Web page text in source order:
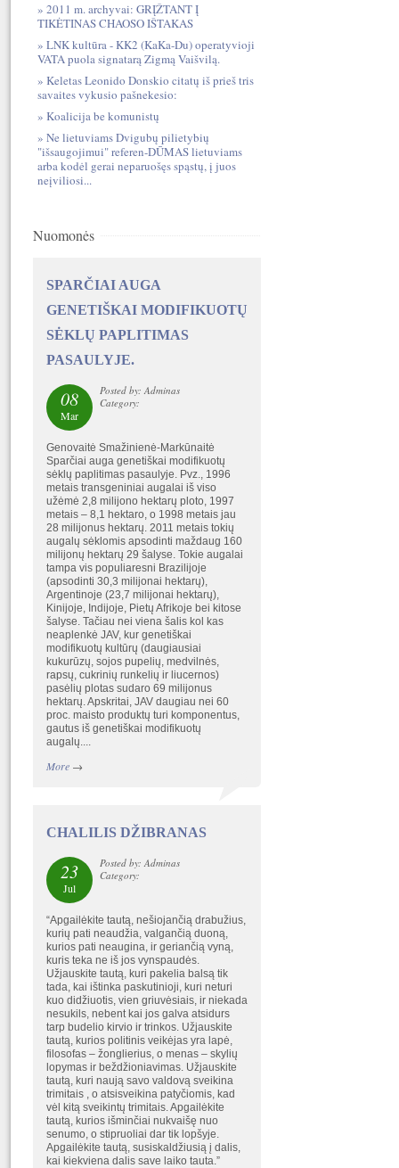
2011 m. archyvai: GRĮŽTANT Į
TIKĖTINAS CHAOSO IŠTAKAS
LNK kultūra - KK2 (KaKa-Du) operatyvioji
VATA puola signatarą Zigmą Vaišvilą.
Keletas Leonido Donskio citatų iš prieš tris
savaites vykusio pašnekesio:
Koalicija be komunistų
Ne lietuviams Dvigubų pilietybių
"išsaugojimui" referen-DŪMAS lietuviams
arba kodėl gerai neparuošęs spąstų, į juos
neįviliosi...
Nuomonės
SPARČIAI AUGA
GENETIŠKAI MODIFIKUOTŲ
SĖKLŲ PAPLITIMAS
PASAULYJE.
08
Mar
Posted by: Adminas
Category:
Genovaitė Smažinienė-Markūnaitė
Sparčiai auga genetiškai modifikuotų
sėklų paplitimas pasaulyje. Pvz., 1996
metais transgeniniai augalai iš viso
užėmė 2,8 milijono hektarų ploto, 1997
metais – 8,1 hektaro, o 1998 metais jau
28 milijonus hektarų. 2011 metais tokių
augalų sėklomis apsodinti maždaug 160
milijonų hektarų 29 šalyse. Tokie augalai
tampa vis populiaresni Brazilijoje
(apsodinti 30,3 milijonai hektarų),
Argentinoje (23,7 milijonai hektarų),
Kinijoje, Indijoje, Pietų Afrikoje bei kitose
šalyse. Tačiau nei viena šalis kol kas
neaplenkė JAV, kur genetiškai
modifikuotų kultūrų (daugiausiai
kukurūzų, sojos pupelių, medvilnės,
rapsų, cukrinių runkelių ir liucernos)
pasėlių plotas sudaro 69 milijonus
hektarų. Apskritai, JAV daugiau nei 60
proc. maisto produktų turi komponentus,
gautus iš genetiškai modifikuotų
augalų....
More→
CHALILIS DŽIBRANAS
23
Jul
Posted by: Adminas
Category:
“Apgailėkite tautą, nešiojančią drabužius,
kurių pati neaudžia, valgančią duoną,
kurios pati neaugina, ir geriančią vyną,
kuris teka ne iš jos vynspaudės.
Užjauskite tautą, kuri pakelia balsą tik
tada, kai ištinka paskutinioji, kuri neturi
kuo didžiuotis, vien griuvėsiais, ir niekada
nesukils, nebent kai jos galva atsidurs
tarp budelio kirvio ir trinkos. Užjauskite
tautą, kurios politinis veikėjas yra lapė,
filosofas – žonglierius, o menas – skylių
lopymas ir beždžioniavimas. Užjauskite
tautą, kuri naują savo valdovą sveikina
trimitais , o atsisveikina patyčiomis, kad
vėl kitą sveikintų trimitais. Apgailėkite
tautą, kurios išminčiai nukvaišę nuo
senumo, o stipruoliai dar tik lopšyje.
Apgailėkite tautą, susiskaldžiusią į dalis,
kai kiekviena dalis save laiko tauta.”